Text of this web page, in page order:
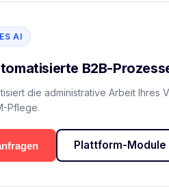
AI
B2B-
die administrative Arbeit Ihres
Pflege.
Plattform-Module